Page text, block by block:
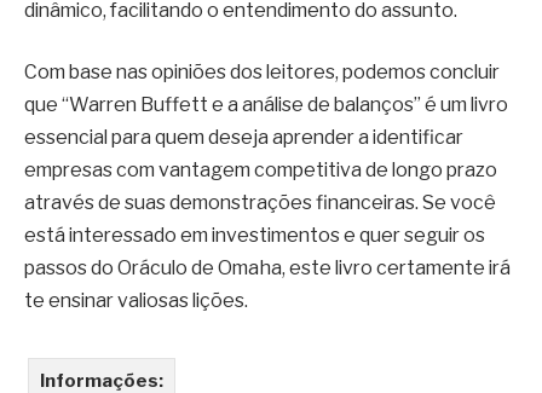
dinâmico, facilitando o entendimento do assunto.
Com base nas opiniões dos leitores, podemos concluir
que “Warren Buffett e a análise de balanços” é um livro
essencial para quem deseja aprender a identificar
empresas com vantagem competitiva de longo prazo
através de suas demonstrações financeiras. Se você
está interessado em investimentos e quer seguir os
passos do Oráculo de Omaha, este livro certamente irá
te ensinar valiosas lições.
Informações: